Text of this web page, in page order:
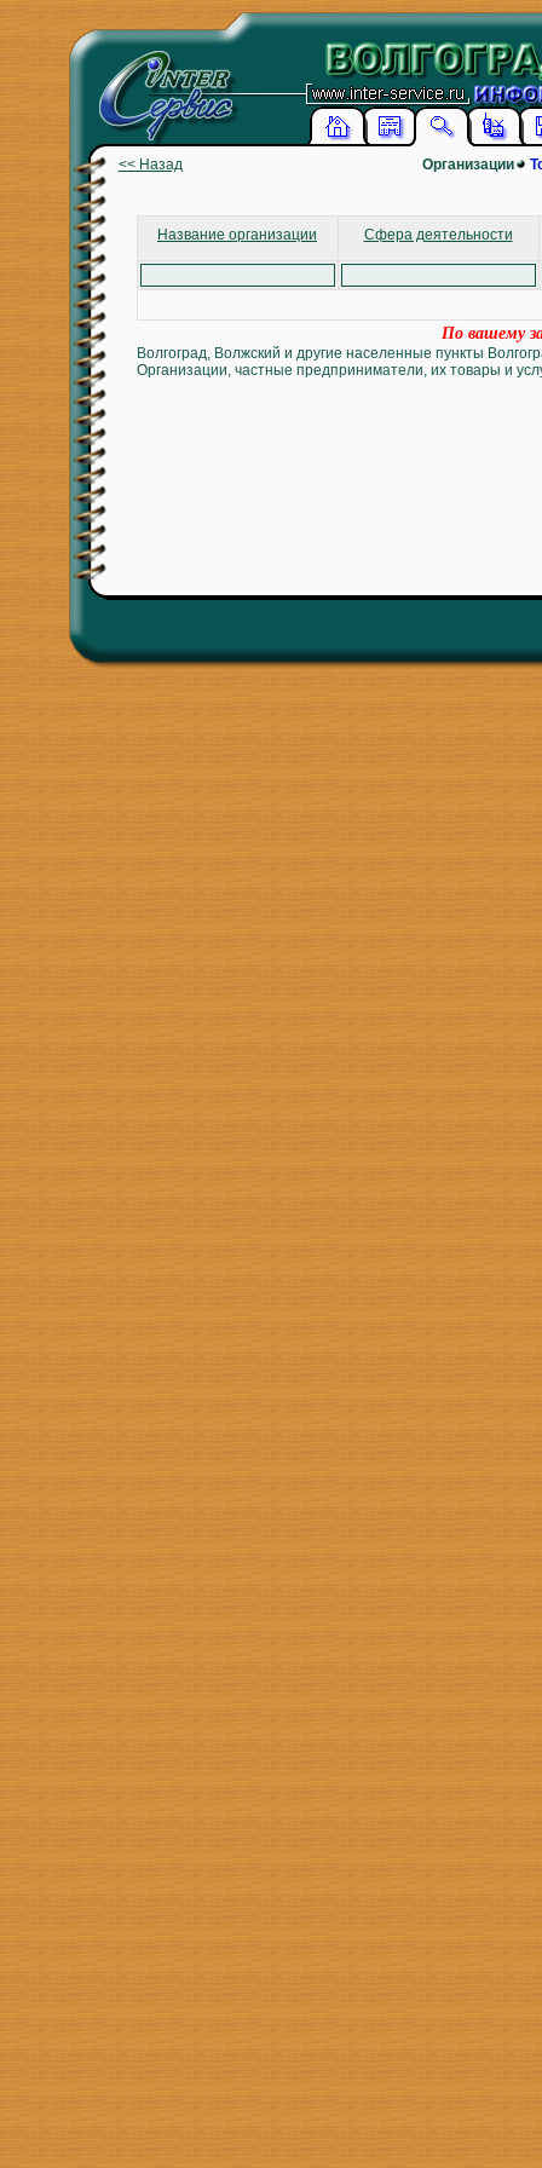
<< Назад Организации
Название организации Сфера деятельности
По вашему
Волгоград, Волжский и другие населенные пункты
Организации, частные предприниматели, их товары и